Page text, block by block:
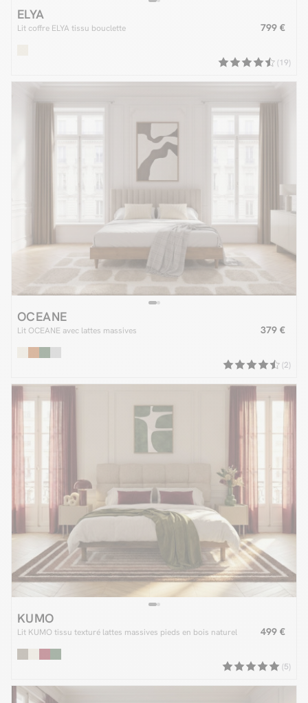
ELYA
Lit coffre ELYA tissu bouclette 799 €
(19)
OCEANE
Lit OCEANE avec lattes massives 379 €
(2)
KUMO
Lit KUMO tissu texturé lattes massives pieds en bois naturel 499 €
(5)